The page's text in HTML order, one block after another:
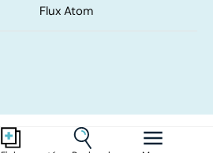
Flux Atom